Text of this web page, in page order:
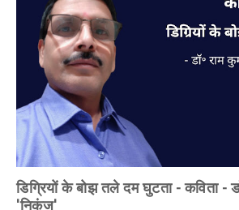
डिग्रियों के बोझ तले दम घुटता - कविता -
'निकुंज'